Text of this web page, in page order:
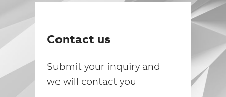
Contact us
Submit your inquiry and
we will contact you